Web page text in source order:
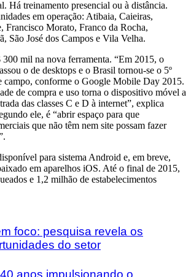
Há treinamento presencial ou à distância.
em operação: Atibaia, Caieiras,
Francisco Morato, Franco da Rocha,
São José dos Campos e Vila Velha.
mil na nova ferramenta. “Em 2015, o
o de desktops e o Brasil tornou-se o 5º
campo, conforme o Google Mobile Day 2015.
de compra e uso torna o dispositivo móvel a
das classes C e D à internet”, explica
ele, é “abrir espaço para que
que não têm nem site possam fazer
para sistema Android e, em breve,
em aparelhos iOS. Até o final de 2015,
e 1,2 milhão de estabelecimentos
foco: pesquisa revela os
do setor
anos impulsionando o